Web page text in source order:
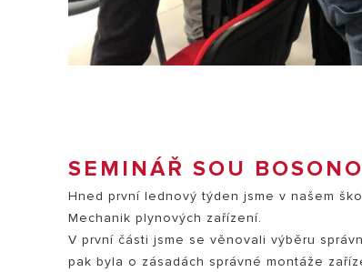
SEMINÁŘ SOU
Hned první lednový týden jsme v našem
Mechanik plynových zařízení.
V první části jsme se věnovali výběru
pak byla o zásadách správné montáže